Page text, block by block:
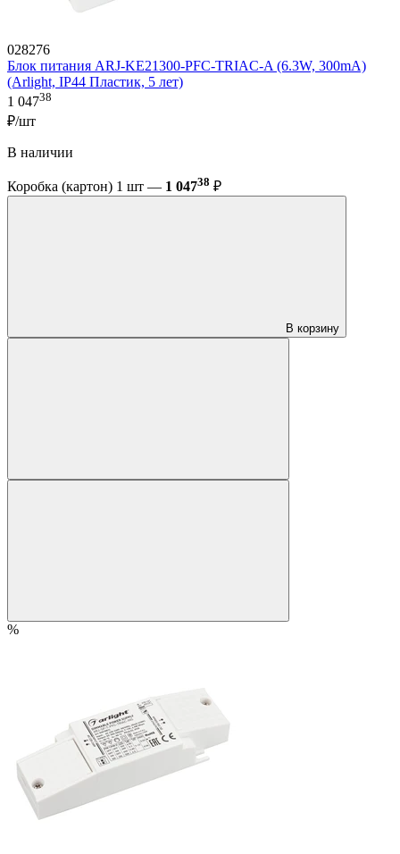
028276
Блок питания ARJ-KE21300-PFC-TRIAC-A (6.3W, 300mA)
(Arlight, IP44 Пластик, 5 лет)
1 04738
₽/шт
В наличии
Коробка (картон) 1 шт — 1 04738 ₽
В корзину
%